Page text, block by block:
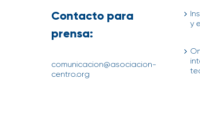
Contacto para
prensa:
comunicacion@asociacion-
centro.org
y